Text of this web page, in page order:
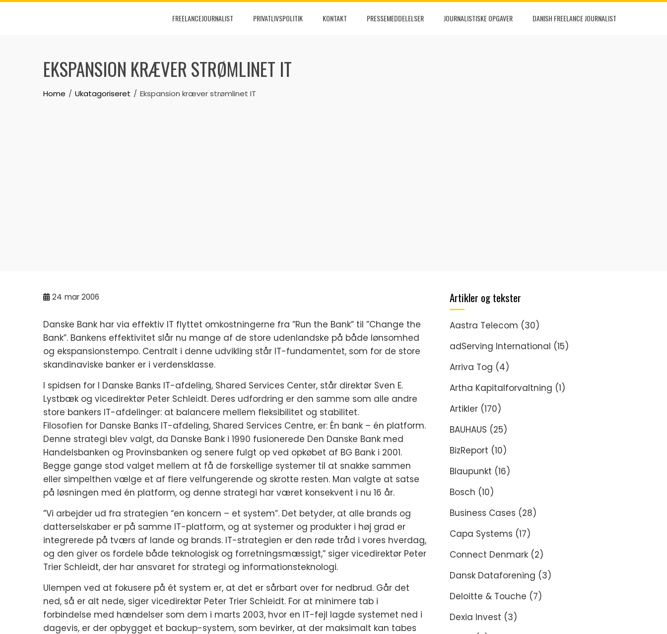
Skip
FREELANCEJOURNALIST PRIVATLIVSPOLITIK KONTAKT PRESSEMEDDELELSER JOURNALISTISKE OPGAVER DANISH FREELANCE JOURNALIST
EKSPANSION KRÆVER STRØMLINET IT
Home Ukatagoriseret Ekspansion kræver strømlinet IT
24 mar 2006
Danske Bank har via effektiv IT flyttet omkostningerne fra ”Run the Bank” til ”Change the
Bank”. Bankens effektivitet slår nu mange af de store udenlandske på både lønsomhed
og ekspansionstempo. Centralt i denne udvikling står IT-fundamentet, som for de store
skandinaviske banker er i verdensklasse.
I spidsen for I Danske Banks IT-afdeling, Shared Services Center, står direktør Sven E.
Lystbæk og vicedirektør Peter Schleidt. Deres udfordring er den samme som alle andre
store bankers IT-afdelinger: at balancere mellem fleksibilitet og stabilitet.
Filosofien for Danske Banks IT-afdeling, Shared Services Centre, er: Én bank – én platform.
Denne strategi blev valgt, da Danske Bank i 1990 fusionerede Den Danske Bank med
Handelsbanken og Provinsbanken og senere fulgt op ved opkøbet af BG Bank i 2001.
Begge gange stod valget mellem at få de forskellige systemer til at snakke sammen
eller simpelthen vælge et af flere velfungerende og skrotte resten. Man valgte at satse
på løsningen med én platform, og denne strategi har været konsekvent i nu 16 år.
”Vi arbejder ud fra strategien “en koncern – et system”. Det betyder, at alle brands og
datterselskaber er på samme IT-platform, og at systemer og produkter i høj grad er
integrerede på tværs af lande og brands. IT-strategien er den røde tråd i vores hverdag,
og den giver os fordele både teknologisk og forretningsmæssigt,” siger vicedirektør Peter
Trier Schleidt, der har ansvaret for strategi og informationsteknologi.
Ulempen ved at fokusere på ét system er, at det er sårbart over for nedbrud. Går det
ned, så er alt nede, siger vicedirektør Peter Trier Schleidt. For at minimere tab i
forbindelse med hændelser som dem i marts 2003, hvor en IT-fejl lagde systemet ned i
dagevis, er der opbygget et backup-system, som bevirker, at der maksimalt kan tabes
Artikler og tekster
Aastra Telecom (30)
adServing International (15)
Arriva Tog (4)
Artha Kapitalforvaltning (1)
Artikler (170)
BAUHAUS (25)
BizReport (10)
Blaupunkt (16)
Bosch (10)
Business Cases (28)
Capa Systems (17)
Connect Denmark (2)
Dansk Dataforening (3)
Deloitte & Touche (7)
Dexia Invest (3)